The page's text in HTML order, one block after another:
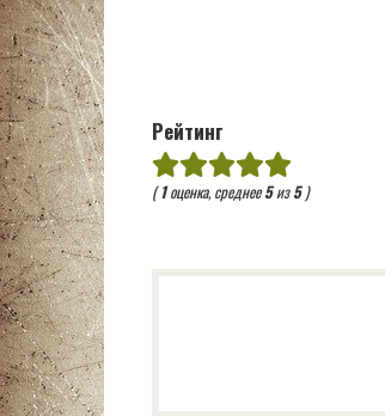
Рейтинг
(1оценка, среднее5из5)